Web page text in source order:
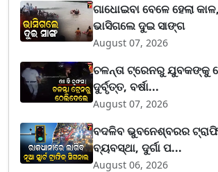
ଗାଧୋଇବା ବେଳେ ହେଲା
ଭାସିଗଲେ ଦୁଇ ସାଙ୍ଗ
August 07, 2026
ଚଳନ୍ତା ଟ୍ରେନରୁ ଯୁବକଙ୍କୁ
ଦୁର୍ବୃତ୍ତ, ବର୍ଷା...
August 07, 2026
ବଦଳିବ ଭୁବନେଶ୍ବରର
ବ୍ୟବସ୍ଥା, ଦୁର୍ଗା ପ...
August 06, 2026